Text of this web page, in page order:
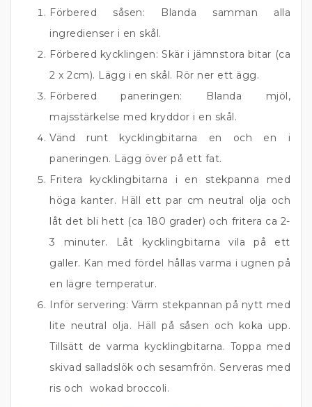
Förbered såsen: Blanda samman alla
ingredienser i en skål.
Förbered kycklingen: Skär i jämnstora bitar (ca
2 x 2cm). Lägg i en skål. Rör ner ett ägg.
Förbered paneringen: Blanda mjöl,
majsstärkelse med kryddor i en skål.
Vänd runt kycklingbitarna en och en i
paneringen. Lägg över på ett fat.
Fritera kycklingbitarna i en stekpanna med
höga kanter. Häll ett par cm neutral olja och
låt det bli hett (ca 180 grader) och fritera ca 2-
3 minuter. Låt kycklingbitarna vila på ett
galler. Kan med fördel hållas varma i ugnen på
en lägre temperatur.
Inför servering: Värm stekpannan på nytt med
lite neutral olja. Häll på såsen och koka upp.
Tillsätt de varma kycklingbitarna. Toppa med
skivad salladslök och sesamfrön. Serveras med
ris och wokad broccoli.